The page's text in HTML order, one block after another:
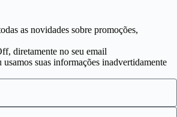
as novidades sobre promoções,
diretamente no seu email
suas informações inadvertidamente